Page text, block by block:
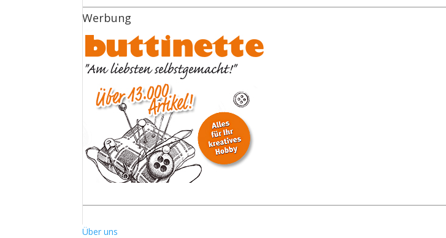
Werbung
Über uns